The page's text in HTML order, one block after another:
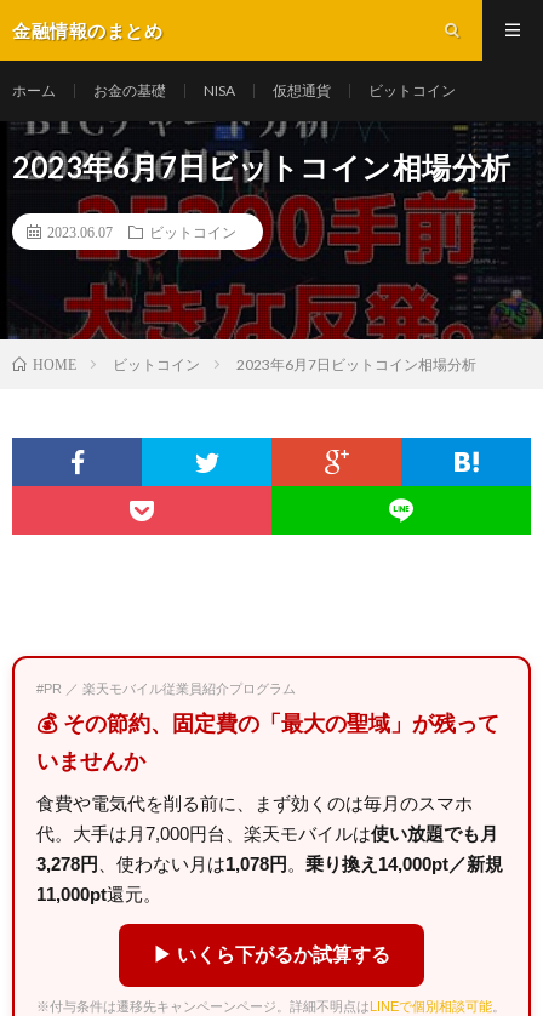
金融情報のまとめ
ホーム お金の基礎 NISA 仮想通貨 ビットコイン
2023年6月7日ビットコイン相場分析
2023.06.07 ビットコイン
HOME ビットコイン 2023年6月7日ビットコイン相場分析
#PR ／ 楽天モバイル従業員紹介プログラム
💰 その節約、固定費の「最大の聖域」が残って
いませんか
食費や電気代を削る前に、まず効くのは毎月のスマホ
代。大手は月7,000円台、楽天モバイルは使い放題でも月
3,278円
、使わない月は1,078円 。 乗り換え14,000pt／新規
11,000pt還元。
▶ いくら下がるか試算する
※付与条件は遷移先キャンペーンページ。詳細不明点はLINEで個別相談可能